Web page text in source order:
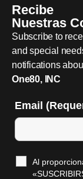
Recibe
Nuestras
Subscribe to
and special
notifications
One80, INC
Email
Al